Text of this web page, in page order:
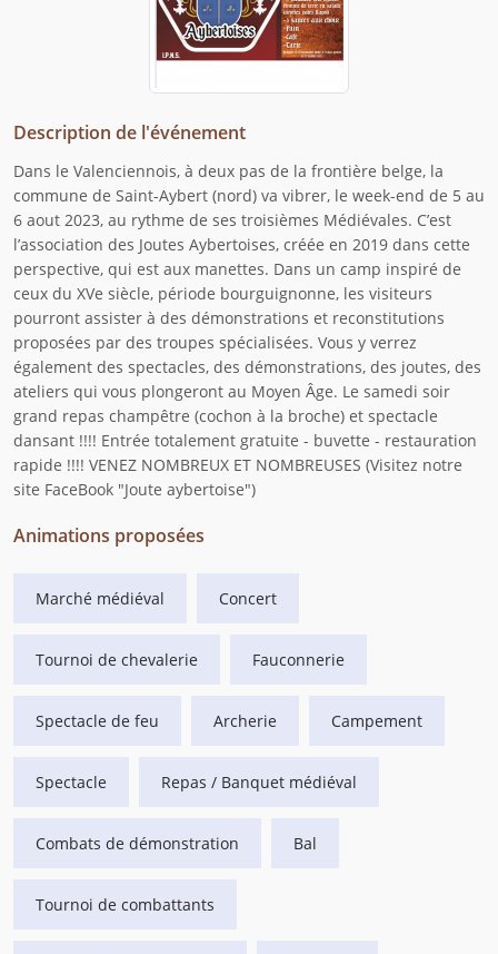
Description de l'événement
Dans le Valenciennois, à deux pas de la frontière belge, la
commune de Saint-Aybert (nord) va vibrer, le week-end de 5 au
6 aout 2023, au rythme de ses troisièmes Médiévales. C’est
l’association des Joutes Aybertoises, créée en 2019 dans cette
perspective, qui est aux manettes. Dans un camp inspiré de
ceux du XVe siècle, période bourguignonne, les visiteurs
pourront assister à des démonstrations et reconstitutions
proposées par des troupes spécialisées. Vous y verrez
également des spectacles, des démonstrations, des joutes, des
ateliers qui vous plongeront au Moyen Âge. Le samedi soir
grand repas champêtre (cochon à la broche) et spectacle
dansant !!!! Entrée totalement gratuite - buvette - restauration
rapide !!!! VENEZ NOMBREUX ET NOMBREUSES (Visitez notre
site FaceBook "Joute aybertoise")
Animations proposées
Marché médiéval Concert
Tournoi de chevalerie Fauconnerie
Spectacle de feu Archerie Campement
Spectacle Repas / Banquet médiéval
Combats de démonstration Bal
Tournoi de combattants